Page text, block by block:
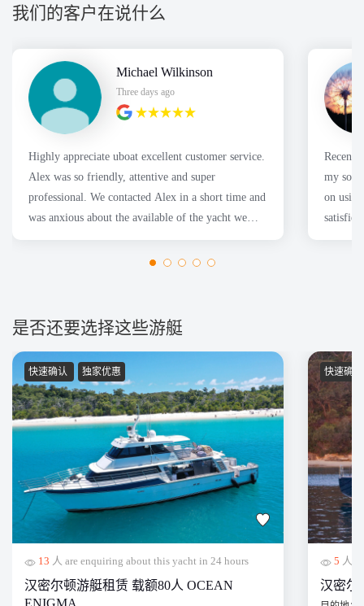
我们的客户在说什么
Michael Wilkinson
Three days ago
Highly appreciate uboat excellent customer service.
Alex was so friendly, attentive and super
professional. We contacted Alex in a short time and
was anxious about the available of the yacht we
wanted. Thanks
my
on
是否还要选择这些游艇
快速确认 独家优惠
13 人 are enquiring about this yacht in 24 hours
汉密尔顿游艇租赁 载额80人 OCEAN
ENIGMA
快速确
5 人
汉密尔